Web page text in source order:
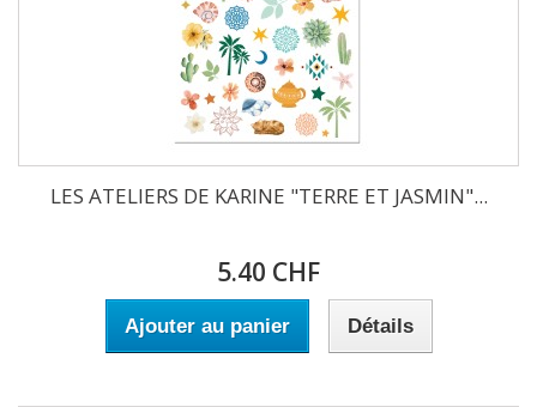
LES ATELIERS DE KARINE "TERRE ET JASMIN"...
5.40 CHF
Ajouter au panier Détails